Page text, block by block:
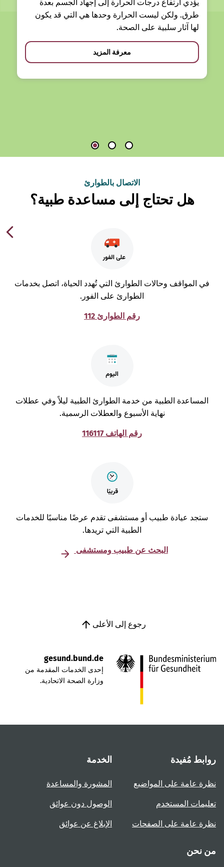
يؤدي ارتفاع درجات الحرارة إلى إجهاد الجسم بعدة
طرق. ولكن ليست الحرارة وحدها هي التي قد يكون
لها آثار سلبية على الصحة.
معرفة المزيد
الاتصال بالطوارئ
هل تحتاج إلى مساعدة طبية؟
المواقف وحالات الطوارئ التي تُهدد الحياة، اتصل بخدمات
الطوارئ على الفور.
رقم الطوارئ 112
الطبية من خدمة الطوارئ الطبية ليلاً وفي عطلات
نهاية الأسبوع والعطلات الرسمية.
رقم الهاتف 116117
عيادة طبيب أو مستشفى تقدم عرضًا مناسبًا للخدمات
الطبية التي تريدها.
البحث عن طبيب ومستشفى
رجوع إلى الأعلى
gesund.bund.de
إحدى الخدمات المقدمة من
وزارة الصحة الاتحادية.
مُفيدة
عامة على المواضيع
المستخدم
عامة على الصفحات
الخدمة
المشورة والمساعدة
الوصول دون عوائق
الإبلاغ عن عوائق
نحن